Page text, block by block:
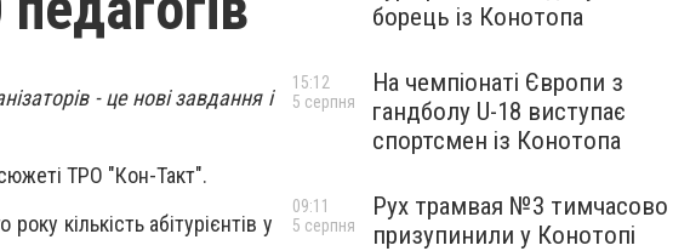
- це нові завдання і
ТРО "Кон-Такт".
кількість абітурієнтів у
борець із Конотопа
На чемпіонаті Європи з
гандболу U-18 виступає
спортсмен із Конотопа
15:12
5 серпня
Рух трамвая №3 тимчасово
призупинили у Конотопі
09:11
5 серпня